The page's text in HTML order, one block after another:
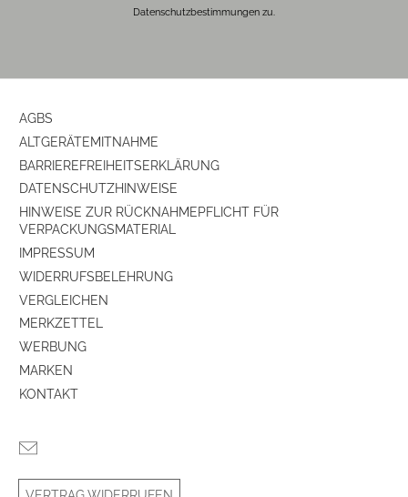
Subwoofer (OUT) ja
Gehäuse-Eigenschaften
Breite (cm) 32
Höhe (cm) 16.6
Anzahl der Lautsprecherboxen
Schnittstellen
WLAN-Schnittstelle
Bluetooth-Schnittstelle
Datenschutzbestimmungen zu.
AGBS
ALTGERÄTEMITNAHME
BARRIEREFREIHEITSERKLÄRUNG
DATENSCHUTZHINWEISE
HINWEISE ZUR RÜCKNAHMEPFLICHT FÜR
VERPACKUNGSMATERIAL
IMPRESSUM
WIDERRUFSBELEHRUNG
VERGLEICHEN
MERKZETTEL
WERBUNG
MARKEN
KONTAKT